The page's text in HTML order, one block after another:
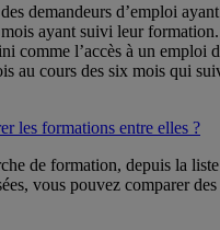
demandeurs d’emploi
ayant suivi leur formation.
comme l’accès à un emploi
au cours des six mois qui
les formations entre elles ?
de formation, depuis la
vous pouvez comparer